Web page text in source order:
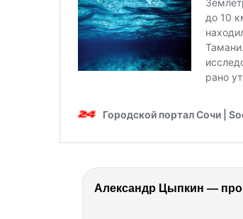
Александр Цыпкин —